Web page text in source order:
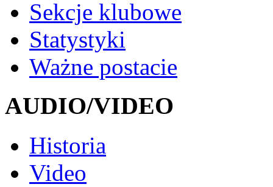
Sekcje klubowe
Statystyki
Ważne postacie
AUDIO/VIDEO
Historia
Video